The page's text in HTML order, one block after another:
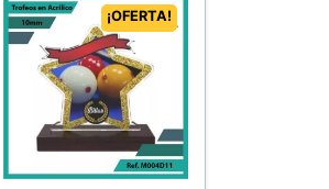
¡OFERTA!